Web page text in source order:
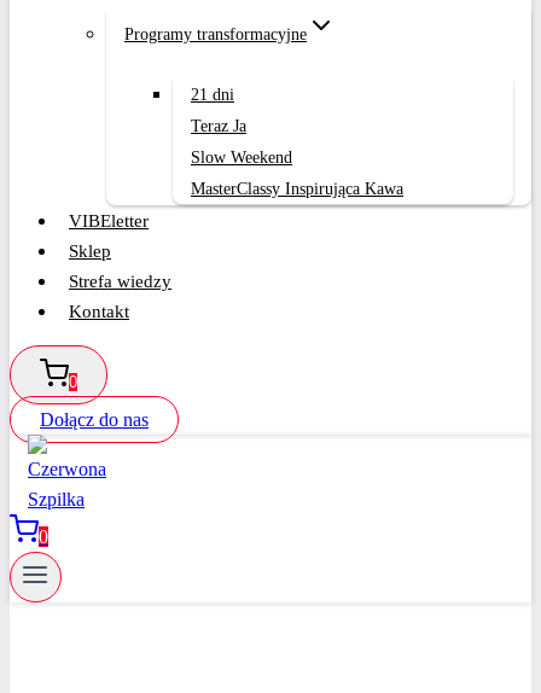
Programy transformacyjne
21 dni
Teraz Ja
Slow Weekend
MasterClassy Inspirująca Kawa
VIBEletter
Sklep
Strefa wiedzy
Kontakt
0
Dołącz do nas
0